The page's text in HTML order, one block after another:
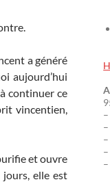
a généré
aujourd’hui
continuer ce
vincentien,
et ouvre
elle est